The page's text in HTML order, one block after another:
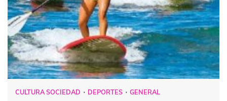
CULTURA SOCIEDAD DEPORTES GENERAL